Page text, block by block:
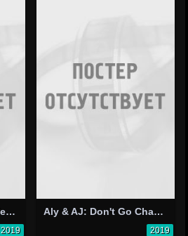
Godfather of Harlem Feat. Swizz Beatz, Rick Ross, DMX: Just in Case
2019
Aly & AJ: Don't Go Changing
2019